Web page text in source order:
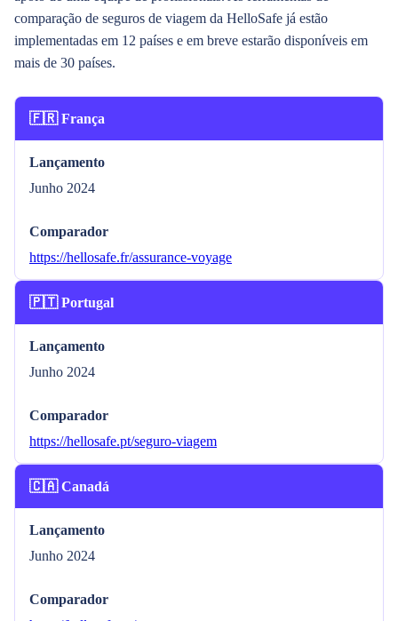
comparação de seguros de viagem da HelloSafe já estão
implementadas em 12 países e em breve estarão disponíveis em
mais de 30 países.
🇫🇷 França
Lançamento
Junho 2024
Comparador
https://hellosafe.fr/assurance-voyage
🇵🇹 Portugal
Lançamento
Junho 2024
Comparador
https://hellosafe.pt/seguro-viagem
🇨🇦 Canadá
Lançamento
Junho 2024
Comparador